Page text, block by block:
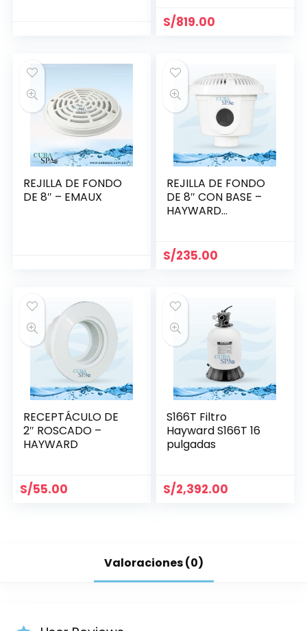
S/819.00
REJILLA DE FONDO
DE 8″ – EMAUX
REJILLA DE FONDO
DE 8″ CON BASE –
HAYWARD
S/235.00
RECEPTÁCULO DE
2″ ROSCADO –
HAYWARD
S/55.00
S166T Filtro
Hayward S166T 16
pulgadas
S/2,392.00
Valoraciones (0)